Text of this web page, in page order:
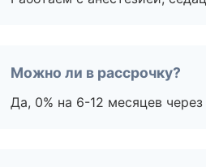
Можно ли в рассрочку?
Да, 0% на 6-12 месяцев